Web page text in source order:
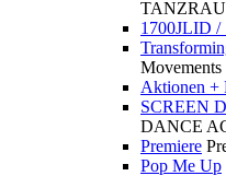
1700JLID /
Movements
Aktionen +
SCREEN
DANCE
Premiere
Pop Me Up